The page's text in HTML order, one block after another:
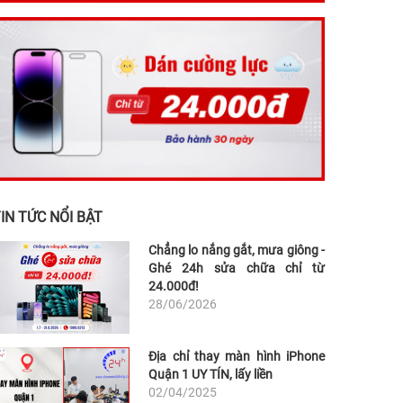
TỨC NỔI BẬT
Chẳng lo nắng gắt, mưa giông -
Ghé 24h sửa chữa chỉ từ
24.000đ!
28/06/2026
Địa chỉ thay màn hình iPhone
Quận 1 UY TÍN, lấy liền
02/04/2025